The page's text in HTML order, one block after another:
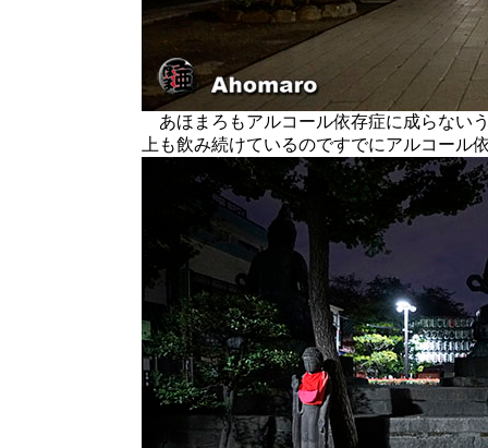
あほまろもアルコール依存症に成らない
上も飲み続けているのですでにアルコー